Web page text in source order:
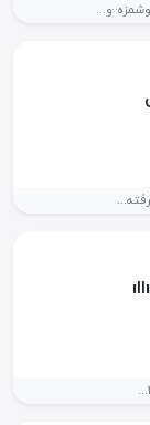
و...